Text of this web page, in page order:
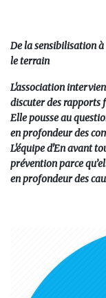
De la sensibilisation
le terrain
L'association
discuter des rapports
Elle pousse au
en profondeur des
L'équipe d'En avant
prévention parce
en profondeur des